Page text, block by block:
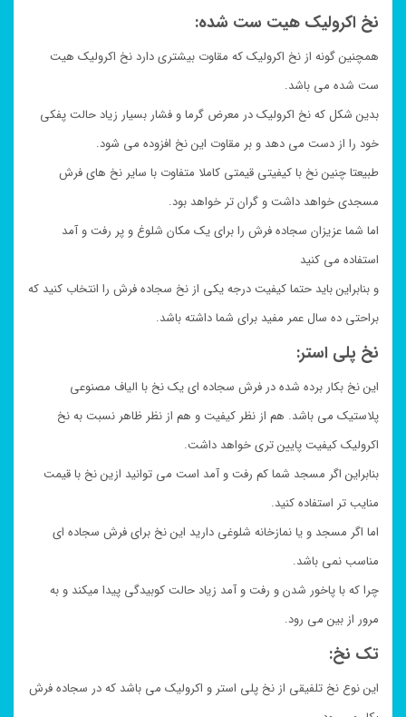
نخ اکرولیک هیت ست شده:
همچنین گونه از نخ اکرولیک که مقاوت بیشتری دارد نخ اکرولیک هیت
ست شده می باشد.
بدین شکل که نخ اکرولیک در معرض گرما و فشار بسیار زیاد حالت پفکی
خود را از دست می دهد و بر مقاوت این نخ افزوده می شود.
طبیعتا چنین نخ با کیفیتی قیمتی کاملا متفاوت با سایر نخ های فرش
مسجدی خواهد داشت و گران تر خواهد بود.
اما شما عزیزان سجاده فرش را برای یک مکان شلوغ و پر رفت و آمد
استفاده می کنید
و بنابراین باید حتما کیفیت درجه یکی از نخ سجاده فرش را انتخاب کنید که
براحتی ده سال عمر مفید برای شما داشته باشد.
نخ پلی استر:
این نخ بکار برده شده در فرش سجاده ای یک نخ با الیاف مصنوعی
پلاستیک می باشد. هم از نظر کیفیت و هم از نظر ظاهر نسبت به نخ
اکرولیک کیفیت پایین تری خواهد داشت.
بنابراین اگر مسجد شما کم رفت و آمد است می توانید ازین نخ با قیمت
منایب تر استفاده کنید.
اما اگر مسجد و یا نمازخانه شلوغی دارید این نخ برای فرش سجاده ای
مناسب نمی باشد.
چرا که با پاخور شدن و رفت و آمد زیاد حالت کوبیدگی پیدا میکند و به
مرور از بین می رود.
تک نخ:
این نوع نخ تلفیقی از نخ پلی استر و اکرولیک می باشد که در سجاده فرش